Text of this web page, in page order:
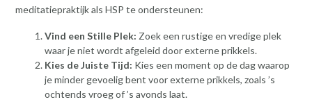
meditatiepraktijk als HSP te ondersteunen:
Vind een Stille Plek: Zoek een rustige en vredige plek
waar je niet wordt afgeleid door externe prikkels.
Kies de Juiste Tijd: Kies een moment op de dag waarop
je minder gevoelig bent voor externe prikkels, zoals ’s
ochtends vroeg of ’s avonds laat.